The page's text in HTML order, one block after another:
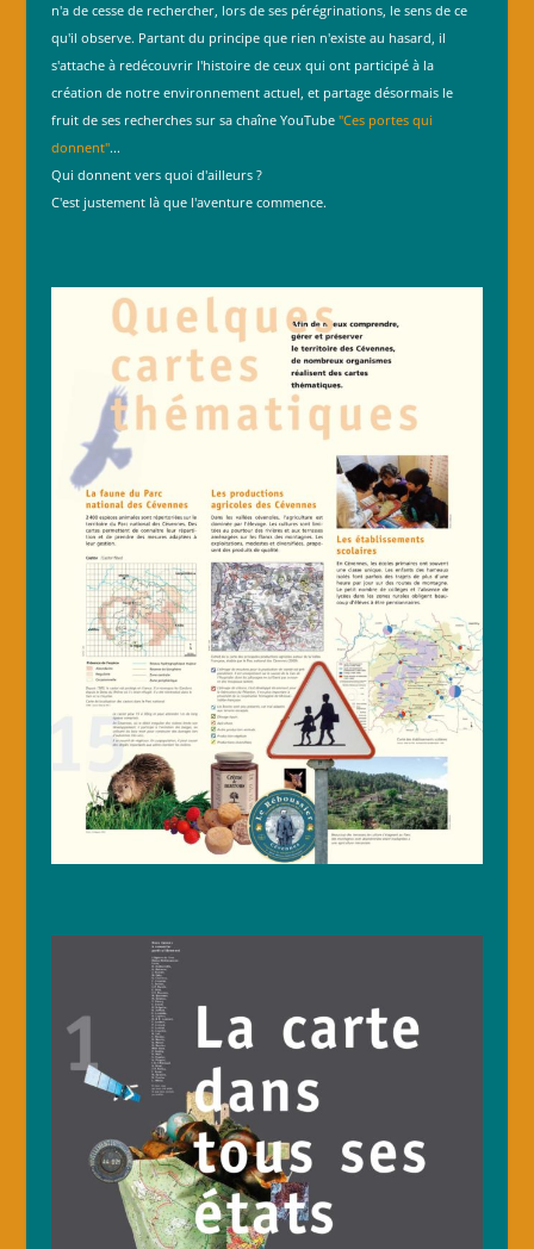
n'a de cesse de rechercher, lors de ses pérégrinations, le sens de ce
qu'il observe. Partant du principe que rien n'existe au hasard, il
s'attache à redécouvrir l'histoire de ceux qui ont participé à la
création de notre environnement actuel, et partage désormais le
fruit de ses recherches sur sa chaîne YouTube "Ces portes qui
donnent"...
Qui donnent vers quoi d'ailleurs ?
C'est justement là que l'aventure commence.